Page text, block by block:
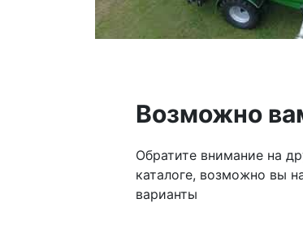
Возможно
Обратите внимание на
каталоге, возможно вы
варианты